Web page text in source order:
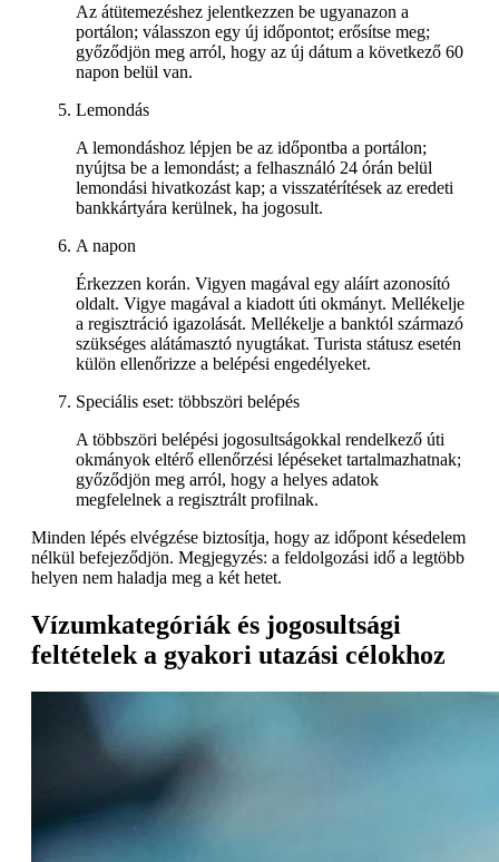
Az átütemezéshez jelentkezzen be ugyanazon a
portálon; válasszon egy új időpontot; erősítse meg;
győződjön meg arról, hogy az új dátum a következő 60
napon belül van.
Lemondás
A lemondáshoz lépjen be az időpontba a portálon;
nyújtsa be a lemondást; a felhasználó 24 órán belül
lemondási hivatkozást kap; a visszatérítések az eredeti
bankkártyára kerülnek, ha jogosult.
A napon
Érkezzen korán. Vigyen magával egy aláírt azonosító
oldalt. Vigye magával a kiadott úti okmányt. Mellékelje
a regisztráció igazolását. Mellékelje a banktól származó
szükséges alátámasztó nyugtákat. Turista státusz esetén
külön ellenőrizze a belépési engedélyeket.
Speciális eset: többszöri belépés
A többszöri belépési jogosultságokkal rendelkező úti
okmányok eltérő ellenőrzési lépéseket tartalmazhatnak;
győződjön meg arról, hogy a helyes adatok
megfelelnek a regisztrált profilnak.
Minden lépés elvégzése biztosítja, hogy az időpont késedelem
nélkül befejeződjön. Megjegyzés: a feldolgozási idő a legtöbb
helyen nem haladja meg a két hetet.
Vízumkategóriák és jogosultsági
feltételek a gyakori utazási célokhoz